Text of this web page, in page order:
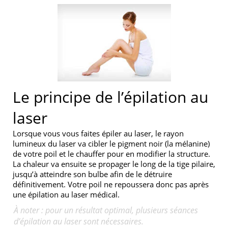
Le principe de l’épilation au
laser
Lorsque vous vous faites épiler au laser, le rayon
lumineux du laser va cibler le pigment noir (la mélanine)
de votre poil et le chauffer pour en modifier la structure.
La chaleur va ensuite se propager le long de la tige pilaire,
jusqu’à atteindre son bulbe afin de le détruire
définitivement. Votre poil ne repoussera donc pas après
une épilation au laser médical.
À noter : pour un résultat optimal, plusieurs séances
d’épilation au laser sont nécessaires.